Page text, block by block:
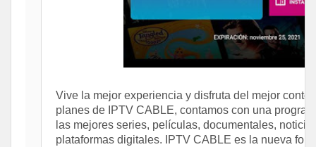
Vive la mejor experiencia y disfruta del mejor
planes de IPTV CABLE, contamos con una
las mejores series, películas, documentales,
plataformas digitales. IPTV CABLE es la nueva